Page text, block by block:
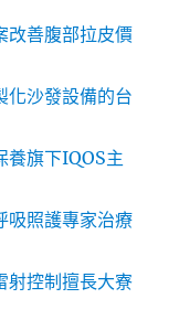
改善腹部拉皮價
化沙發設備的台
養旗下IQOS主
吸照護專家治療
射控制擅長大寮